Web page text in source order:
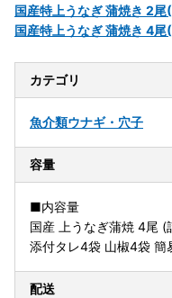
国産特上うなぎ 蒲焼き 2
国産特上うなぎ 蒲焼き 4
カテゴリ
魚介類ウナギ・穴子
容量
■内容量
国産 上うなぎ蒲焼 4尾
添付タレ4袋 山椒4袋 簡
配送